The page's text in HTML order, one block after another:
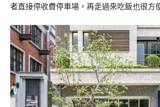
者直接停收費停車場，再走過來吃飯也很方